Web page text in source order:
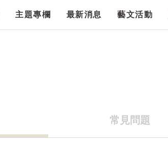
主題專欄 最新消息 藝文活動
常見問題